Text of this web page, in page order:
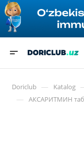
Doriclub — Katalog
— АКСАРИТМИН